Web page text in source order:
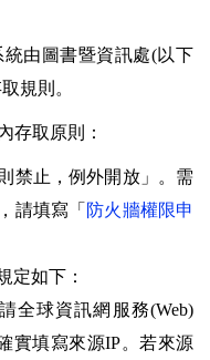
由圖書暨資訊處(以下
規則。
存取原則：
禁止，例外開放」。需
請填寫「 防火牆權限申
定如下：
全球資訊網服務(Web)
實填寫來源IP。若來源